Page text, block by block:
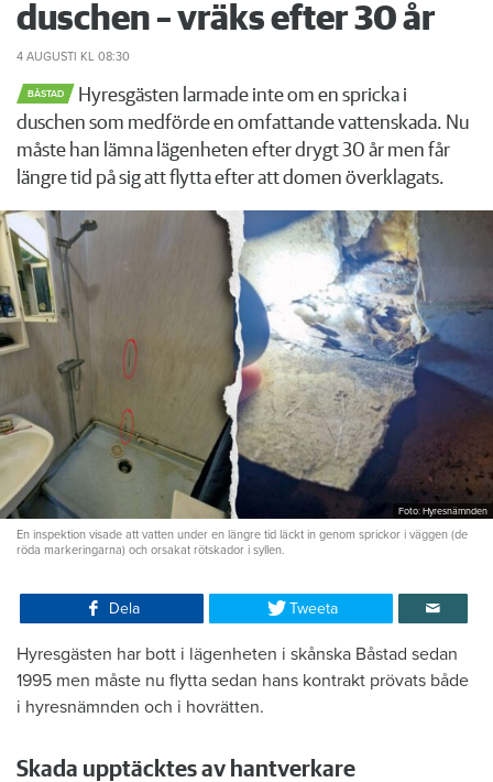
duschen – vräks efter 30 år
4 AUGUSTI KL 08:30
BÅSTAD
Hyresgästen larmade inte om en spricka i
duschen som medförde en omfattande vattenskada. Nu
måste han lämna lägenheten efter drygt 30 år men får
längre tid på sig att flytta efter att domen överklagats.
Foto: Hyresnämnden
En inspektion visade att vatten under en längre tid läckt in genom sprickor i väggen (de
röda markeringarna) och orsakat rötskador i syllen.
Dela Tweeta
Hyresgästen har bott i lägenheten i skånska Båstad sedan
1995 men måste nu flytta sedan hans kontrakt prövats både
i hyresnämnden och i hovrätten.
Skada upptäcktes av hantverkare